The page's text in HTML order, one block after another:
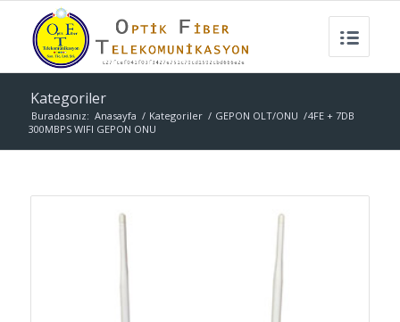
Kategoriler
Buradasınız: Anasayfa / Kategoriler / GEPON OLT/ONU /4FE + 7DB
300MBPS WIFI GEPON ONU